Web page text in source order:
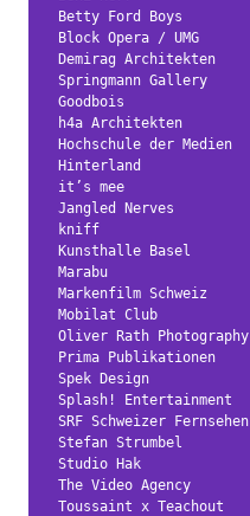
Betty Ford Boys
Block Opera / UMG
Demirag Architekten
Springmann Gallery
Goodbois
h4a Architekten
Hochschule der Medien
Hinterland
it’s mee
Jangled Nerves
kniff
Kunsthalle Basel
Marabu
Markenfilm Schweiz
Mobilat Club
Oliver Rath Photography
Prima Publikationen
Spek Design
Splash! Entertainment
SRF Schweizer Fernsehen
Stefan Strumbel
Studio Hak
The Video Agency
Toussaint x Teachout